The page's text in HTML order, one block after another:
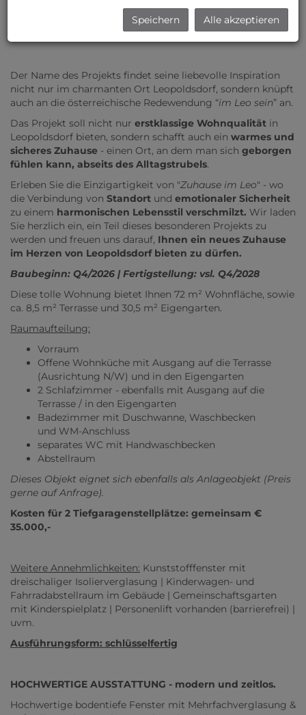
Zimmer Wohnung mit Terrasse und Garten im
Erdgeschoss eines modernen Neubau-Projekts in 2333
Leopoldsdorf - Hauptstraße // Zuhause IM LEO!
Der Name des Projekts findet seine liebevolle Inspiration
nicht nur im charmanten Ort Leopoldsdorf, sondern knüpft
auch an die österreichische Redewendung “im Leo sein” an.
Das Projekt soll nicht nur erstklassige Wohnqualität in
Leopoldsdorf bieten, sondern schafft auch ein warmes und
sicheres Zuhause - einen Ort, an dem man sich geborgen
fühlen kann, abseits des Alltagstrubels.
Erleben Sie die Einzigartigkeit von "Zuhause im Leo" - wo
die Verbindung von Standort und emotionaler Sicherheit
zu einem harmonischen Lebensstil verschmilzt. Wir laden
Sie herzlich ein, ein Teil dieses besonderen Projekts zu
werden und freuen uns darauf, Ihnen ein neues Zuhause
im Herzen von Leopoldsdorf bieten zu dürfen.
Baubeginn: Q4/2026 | Fertigstellung: vsl. Q4/2028
Diese tolle Wohnung bietet Ihnen 72 m² Wohnfläche, sowie
ca. 8,5 m² Terrasse und 30,5 m² Eigengarten.
Raumaufteilung:
Vorraum
Offene Wohnküche mit Ausgang auf die Terrasse
(Ausrichtung N/W) und in den Eigengarten
2 Schlafzimmer - ebenfalls mit Ausgang auf die
Terrasse / in den Eigengarten
Badezimmer mit Duschwanne, Waschbecken
und WM-Anschluss
separates WC mit Handwaschbecken
Abstellraum
Dieses Objekt eignet sich ebenfalls als Anlageobjekt (Preis
gerne auf Anfrage).
Kosten für 2 Tiefgaragenstellplätze: gemeinsam €
35.000,-
Weitere Annehmlichkeiten: Kunststofffenster mit
dreischaliger Isolierverglasung | Kinderwagen- und
Fahrradabstellraum im Gebäude | Gemeinschaftsgarten
mit Kinderspielplatz | Personenlift vorhanden (barrierefrei) |
uvm.
Ausführungsform: schlüsselfertig
HOCHWERTIGE AUSSTATTUNG - modern und zeitlos.
Hochwertige bodentiefe Fenster mit Mehrfachverglasung &
Speichern Alle akzeptieren